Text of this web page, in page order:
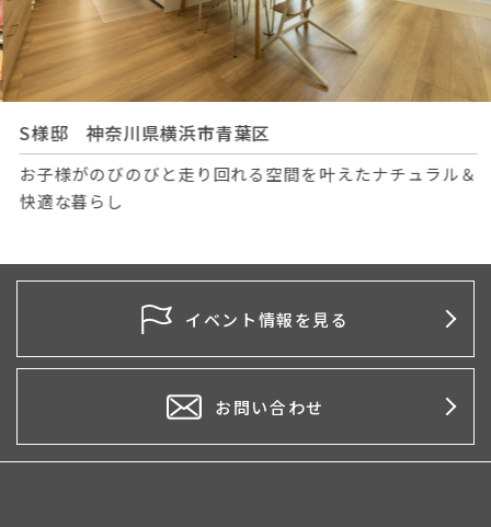
S様邸 神奈川県横浜市青葉区
お子様がのびのびと走り回れる空間を叶えたナチュラル＆
快適な暮らし
イベント情報を見る
お問い合わせ